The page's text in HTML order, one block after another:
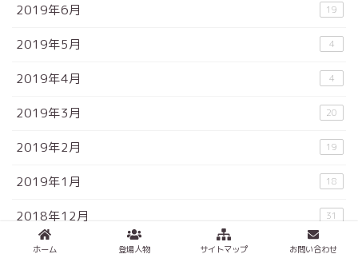
2019年6月 19
2019年5月 4
2019年4月 4
2019年3月 20
2019年2月 19
2019年1月 18
2018年12月 31
2018年11月 26
ホーム 登場人物 サイトマップ お問い合わせ